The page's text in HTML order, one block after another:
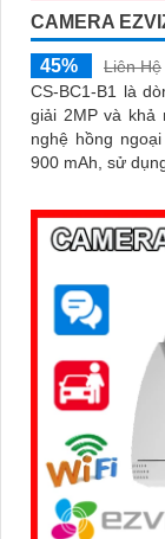
CAMERA
45%
Liên Hệ
CS-BC1-B1 là
giải 2MP và khả
nghệ hồng ngoại 10m. Camera trang bị pin
900 mAh, sử